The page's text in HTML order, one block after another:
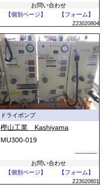
お問い合わせ
【個別ページ】
【フォーム】
Z23020804
ドライポンプ
樫山工業 Kashiyama
MU300-019
---------
お問い合わせ
【個別ページ】
【フォーム】
Z23020801